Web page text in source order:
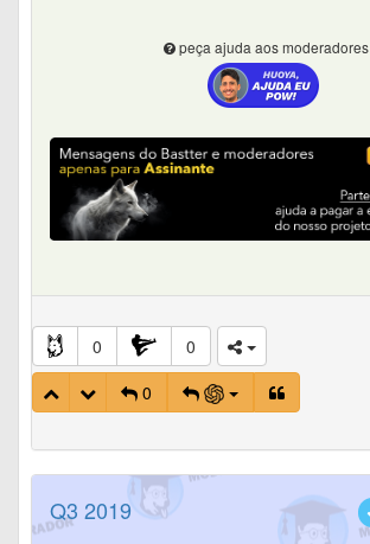
peça ajuda aos moderadores
0
0
0
Q3 2019